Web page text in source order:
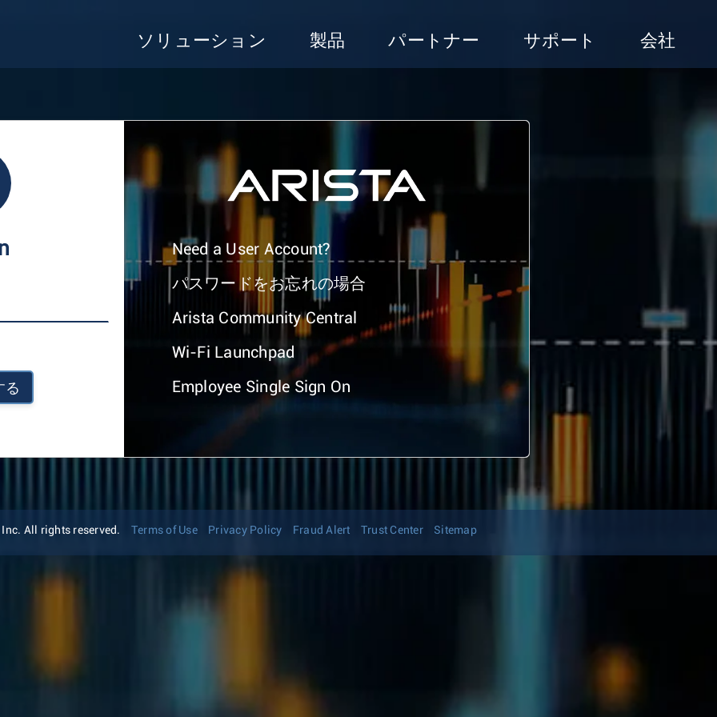
ソリューション 製品 パートナー サポート 会社
る
Need a User Account?
パスワードをお忘れの場合
Arista Community Central
Wi-Fi Launchpad
Employee Single Sign On
All rights reserved. Terms of Use Privacy Policy Fraud Alert Trust Center Sitemap